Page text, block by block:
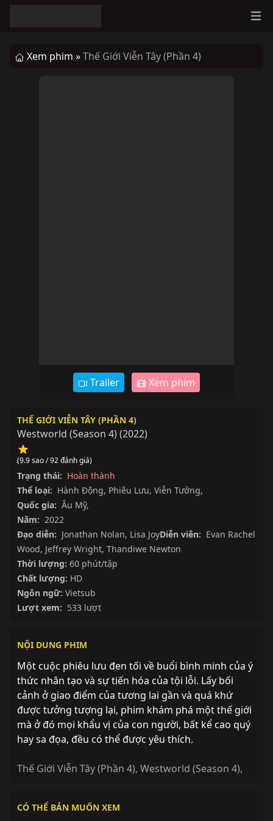
Xem phim »Thế Giới Viễn Tây (Phần 4)
Trailer Xem phim
THẾ GIỚI VIỄN TÂY (PHẦN 4)
Westworld (Season 4)(2022)
(9.9 sao / 92 đánh giá)
Trạng thái: Hoàn thành
Thể loại: Hành Động, Phiêu Lưu, Viễn Tưởng,
Quốc gia: Âu Mỹ,
Năm: 2022
Đạo diễn: Jonathan Nolan, Lisa JoyDiễn viên: Evan Rachel
Wood, Jeffrey Wright, Thandiwe Newton
Thời lượng: 60 phút/tập
Chất lượng: HD
Ngôn ngữ: Vietsub
Lượt xem: 533 lượt
NỘI DUNG PHIM
Một cuộc phiêu lưu đen tối về buổi bình minh của ý
thức nhân tạo và sự tiến hóa của tội lỗi. Lấy bối
cảnh ở giao điểm của tương lai gần và quá khứ
được tưởng tượng lại, phim khám phá một thế giới
mà ở đó mọi khẩu vị của con người, bất kể cao quý
hay sa đọa, đều có thể được yêu thích.
Thế Giới Viễn Tây (Phần 4), Westworld (Season 4),
CÓ THỂ BẢN MUỐN XEM
Hoàn thành